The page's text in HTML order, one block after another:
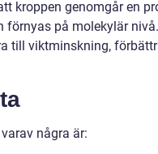
kroppen genomgår en
förnyas på molekylär
till viktminskning,
några är: